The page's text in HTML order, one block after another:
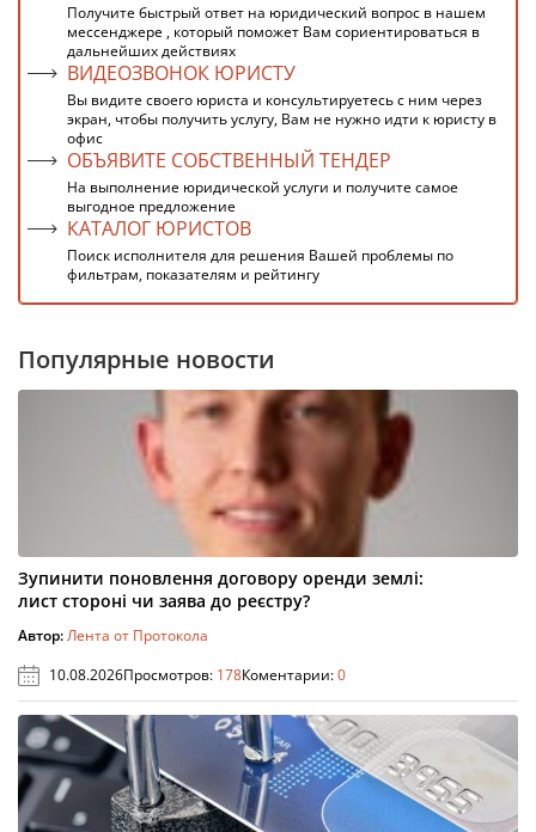
Получите быстрый ответ на юридический вопрос в нашем
мессенджере , который поможет Вам сориентироваться в
дальнейших действиях
ВИДЕОЗВОНОК ЮРИСТУ
Вы видите своего юриста и консультируетесь с ним через
экран, чтобы получить услугу, Вам не нужно идти к юристу в
офис
ОБЪЯВИТЕ СОБСТВЕННЫЙ ТЕНДЕР
На выполнение юридической услуги и получите самое
выгодное предложение
КАТАЛОГ ЮРИСТОВ
Поиск исполнителя для решения Вашей проблемы по
фильтрам, показателям и рейтингу
Популярные новости
Зупинити поновлення договору оренди землі:
лист стороні чи заява до реєстру?
Автор:Лента от Протокола
10.08.2026Просмотров: 178Коментарии:0